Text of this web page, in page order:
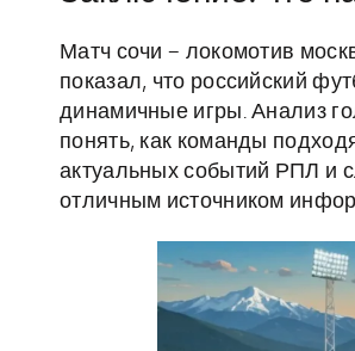
Матч сочи – локомотив
показал, что российский
динамичные игры. Анализ
понять, как команды
актуальных событий РПЛ и
отличным источником